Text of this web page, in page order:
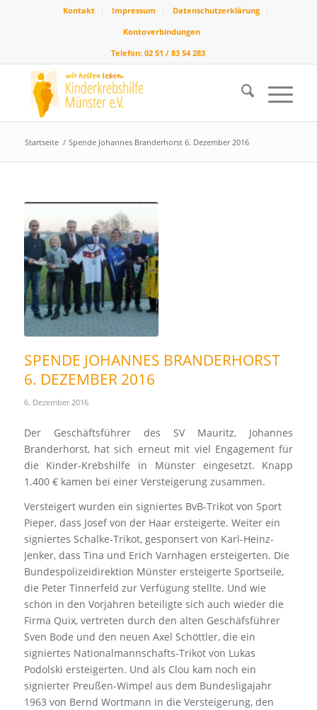
Kontakt Impressum
Datenschutzerklärung
Kontoverbindungen
Telefon: 02 51 / 83 54 283
Startseite / Spende Johannes Branderhorst 6. Dezember 2016
SPENDE JOHANNES BRANDERHORST
6. DEZEMBER 2016
6. Dezember 2016
Der Geschäftsführer des SV Mauritz, Johannes
Branderhorst, hat sich erneut mit viel Engagement für
die Kinder-Krebshilfe in Münster eingesetzt. Knapp
1.400 € kamen bei einer Versteigerung zusammen.
Versteigert wurden ein signiertes BvB-Trikot von Sport
Pieper, dass Josef von der Haar ersteigerte. Weiter ein
signiertes Schalke-Trikot, gesponsert von Karl-Heinz-
Jenker, dass Tina und Erich Varnhagen ersteigerten. Die
Bundespolizeidirektion Münster ersteigerte Sportseile,
die Peter Tinnerfeld zur Verfügung stellte. Und wie
schon in den Vorjahren beteiligte sich auch wieder die
Firma Quix, vertreten durch den alten Geschäfsführer
Sven Bode und den neuen Axel Schöttler, die ein
signiertes Nationalmannschafts-Trikot von Lukas
Podolski ersteigerten. Und als Clou kam noch ein
signierter Preußen-Wimpel aus dem Bundesligajahr
1963 von Bernd Wortmann in die Versteigerung, den